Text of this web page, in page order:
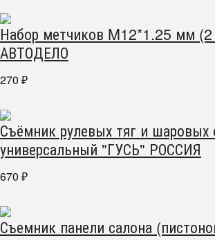
Набор метчиков M12*1.25 мм
АВТОДЕЛО
270 ₽
Съёмник рулевых тяг и шаровых
универсальный "ГУСЬ" РОССИЯ
670 ₽
Съемник панели салона